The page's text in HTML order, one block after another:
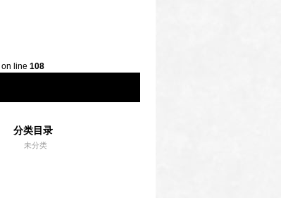
on line 108
分类目录
未分类